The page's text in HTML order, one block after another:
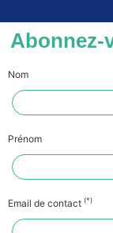
Abonnez-
Nom
Prénom
Email de contact (*)